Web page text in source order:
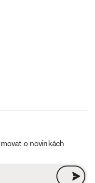
o novinkách